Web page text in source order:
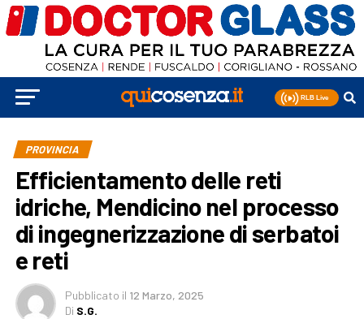
PROVINCIA
Efficientamento delle reti
idriche, Mendicino nel processo
di ingegnerizzazione di serbatoi
e reti
Pubblicato il 12 Marzo, 2025
Di S.G.